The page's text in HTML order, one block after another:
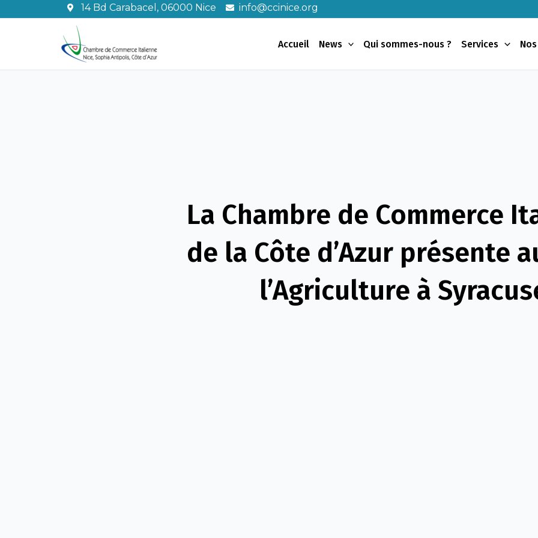
14 Bd Carabacel, 06000 Nice info@ccinice.org
Accueil News Qui sommes-nous ? Services
La Chambre de Commerce
de la Côte d’Azur présente
l’Agriculture à